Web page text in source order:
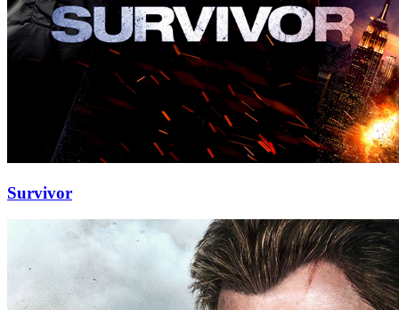
Survivor